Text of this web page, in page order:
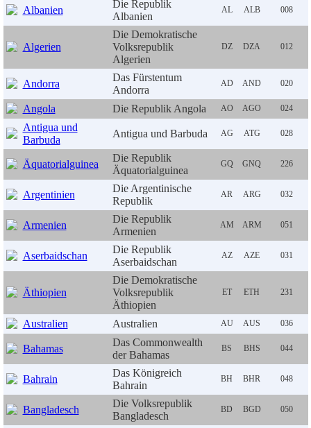
Albanien
Die Republik
Albanien
AL ALB 008
Algerien
Die Demokratische
Volksrepublik
Algerien
DZ DZA 012
Andorra
Das Fürstentum
Andorra
AD AND 020
Angola Die Republik Angola AO AGO 024
Antigua und
Barbuda
Antigua und Barbuda AG ATG 028
Äquatorialguinea
Die Republik
Äquatorialguinea
GQ GNQ 226
Argentinien
Die Argentinische
Republik
AR ARG 032
Armenien
Die Republik
Armenien
AM ARM 051
Aserbaidschan
Die Republik
Aserbaidschan
AZ AZE 031
Äthiopien
Die Demokratische
Volksrepublik
Äthiopien
ET ETH 231
Australien Australien AU AUS 036
Bahamas
Das Commonwealth
der Bahamas
BS BHS 044
Bahrain
Das Königreich
Bahrain
BH BHR 048
Bangladesch
Die Volksrepublik
Bangladesch
BD BGD 050